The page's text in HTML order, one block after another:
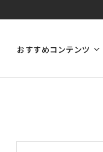
おすすめコンテンツ